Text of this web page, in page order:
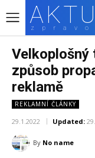
Velkoplošný
způsob
reklamě
REKLAMNÍ ČLÁNKY
29.1.2022 Updated:
By No name